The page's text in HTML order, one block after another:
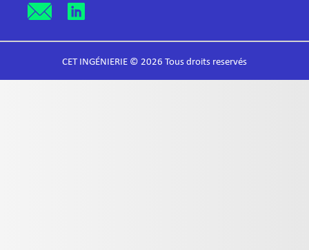
CET INGÉNIERIE © 2026 Tous droits reservés